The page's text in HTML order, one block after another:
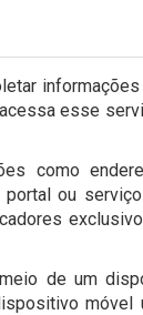
esse
como
portal ou
de um